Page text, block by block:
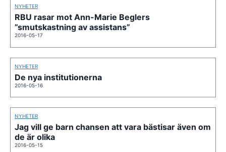
NYHETER
RBU rasar mot Ann-Marie Beglers
”smutskastning av assistans”
2016-05-17
NYHETER
De nya institutionerna
2016-05-16
NYHETER
Jag vill ge barn chansen att vara bästisar även om
de är olika
2016-05-15